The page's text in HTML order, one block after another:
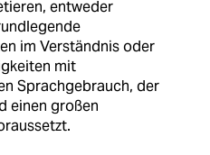
entweder
im Verständnis oder
mit
Sprachgebrauch, der
einen großen